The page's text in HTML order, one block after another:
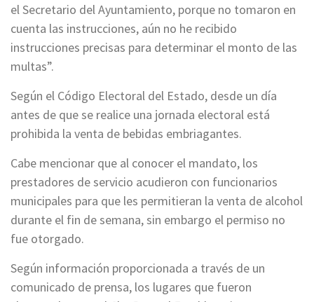
el Secretario del Ayuntamiento, porque no tomaron en
cuenta las instrucciones, aún no he recibido
instrucciones precisas para determinar el monto de las
multas”.
Según el Código Electoral del Estado, desde un día
antes de que se realice una jornada electoral está
prohibida la venta de bebidas embriagantes.
Cabe mencionar que al conocer el mandato, los
prestadores de servicio acudieron con funcionarios
municipales para que les permitieran la venta de alcohol
durante el fin de semana, sin embargo el permiso no
fue otorgado.
Según información proporcionada a través de un
comunicado de prensa, los lugares que fueron